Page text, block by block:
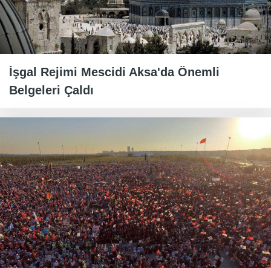
İşgal Rejimi Mescidi Aksa'da Önemli
Belgeleri Çaldı